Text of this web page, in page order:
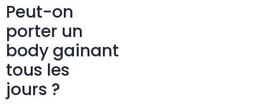
Peut-on
porter un
body gainant
tous les
jours ?